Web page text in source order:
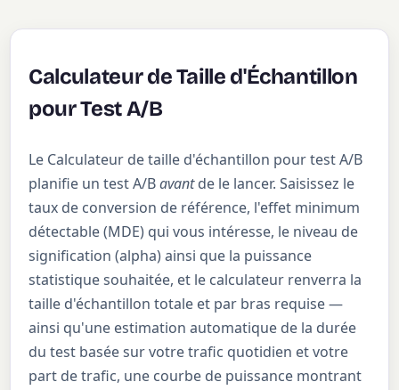
Calculateur de Taille d'Échantillon
pour Test A/B
Le Calculateur de taille d'échantillon pour test A/B
planifie un test A/Bavantde le lancer. Saisissez le
taux de conversion de référence, l'effet minimum
détectable (MDE) qui vous intéresse, le niveau de
signification (alpha) ainsi que la puissance
statistique souhaitée, et le calculateur renverra la
taille d'échantillon totale et par bras requise —
ainsi qu'une estimation automatique de la durée
du test basée sur votre trafic quotidien et votre
part de trafic, une courbe de puissance montrant